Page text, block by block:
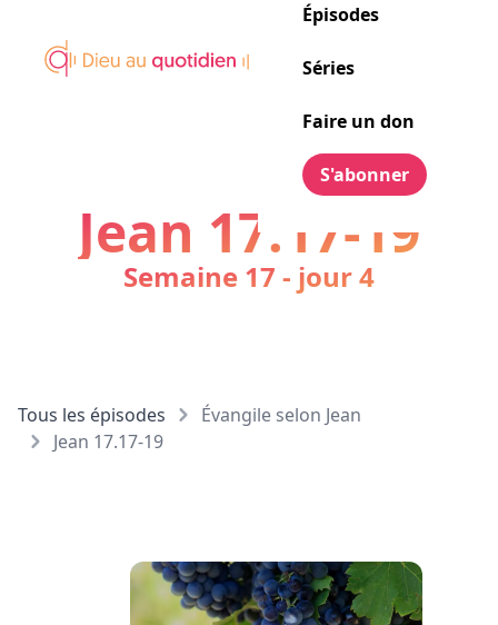
Épisodes
Séries
Faire un don
S'abonner
Jean 17.17-19
Semaine 17 - jour 4
Tous les épisodes
Évangile selon Jean
Jean 17.17-19